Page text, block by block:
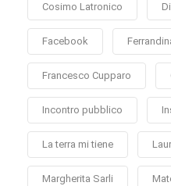
Cosimo Latronico
Facebook
Francesco Cupparo
Incontro pubblico
La terra mi tiene
Margherita Sarli